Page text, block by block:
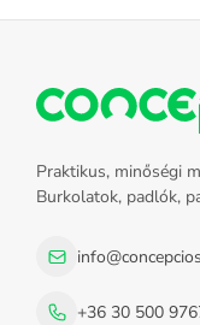
Praktikus, minőségi
Burkolatok, padlók,
+36 30 500